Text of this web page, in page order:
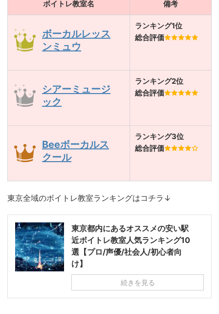
ボイトレ教室名 備考
ボーカルレッス
ンミュウ
ランキング1位
総合評価
シアーミュージ
ック
ランキング2位
総合評価
Beeボーカルス
クール
ランキング3位
総合評価
東京全域のボイトレ教室ランキングはコチラ↓
東京都内にあるオススメの安い駅
近ボイトレ教室人気ランキング10
選【プロ/声優/社会人/初心者向
け】
続きを見る